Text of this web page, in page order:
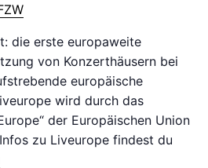
die erste europaweite
von Konzerthäusern bei
europäische
wird durch das
der Europäischen Union
zu Liveurope findest du